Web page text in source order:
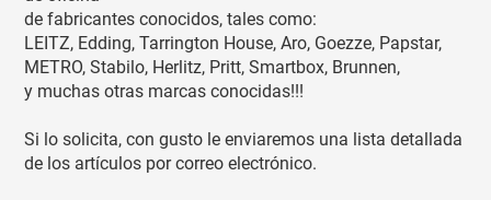
de fabricantes conocidos, tales como:
LEITZ, Edding, Tarrington House, Aro, Goezze, Papstar,
METRO, Stabilo, Herlitz, Pritt, Smartbox, Brunnen,
y muchas otras marcas conocidas!!!
Si lo solicita, con gusto le enviaremos una lista detallada
de los artículos por correo electrónico.